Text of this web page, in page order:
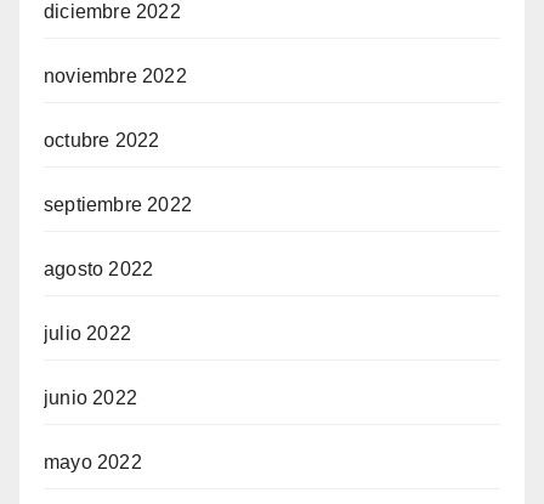
diciembre 2022
noviembre 2022
octubre 2022
septiembre 2022
agosto 2022
julio 2022
junio 2022
mayo 2022